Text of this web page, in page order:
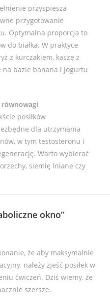
przyspiesza
przygotowanie
Optymalna proporcja to
do białka. W praktyce
z kurczakiem, kaszę z
bazie banana i jogurtu
równowagi
posiłków
dla utrzymania
w tym testosteronu i
Warto wybierać
siemię lniane czy
okno”
że aby maksymalnie
należy zjeść posiłek w
ćwiczeń. Dziś wiemy, że
szersze.